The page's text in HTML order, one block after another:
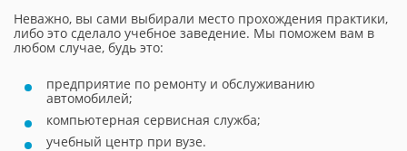
Неважно, вы сами выбирали место прохождения практики,
либо это сделало учебное заведение. Мы поможем вам в
любом случае, будь это:
предприятие по ремонту и обслуживанию
автомобилей;
компьютерная сервисная служба;
учебный центр при вузе.